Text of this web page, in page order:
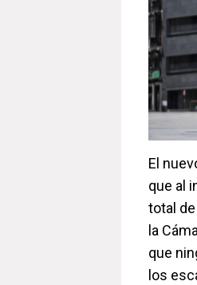
El
que al
total
la
que
los